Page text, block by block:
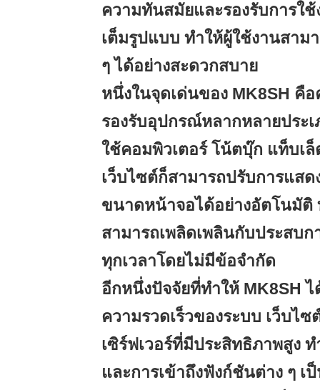
ความทันสมัยและรองรับการใ
เต็มรูปแบบ ทำให้ผู้ใช้งานสาม
ๆ ได้อย่างสะดวกสบาย
หนึ่งในจุดเด่นของ MK8SH คื
รองรับอุปกรณ์หลากหลายประ
ใช้คอมพิวเตอร์ โน้ตบุ๊ก แท็บเ
เว็บไซต์ก็สามารถปรับการแสด
ขนาดหน้าจอได้อย่างอัตโนมัติ
สามารถเพลิดเพลินกับประสบ
ทุกเวลาโดยไม่มีข้อจำกัด
อีกหนึ่งปัจจัยที่ทำให้ MK8SH
ความรวดเร็วของระบบ เว็บไซ
เซิร์ฟเวอร์ที่มีประสิทธิภาพสูง
และการเข้าถึงฟังก์ชันต่าง ๆ เ